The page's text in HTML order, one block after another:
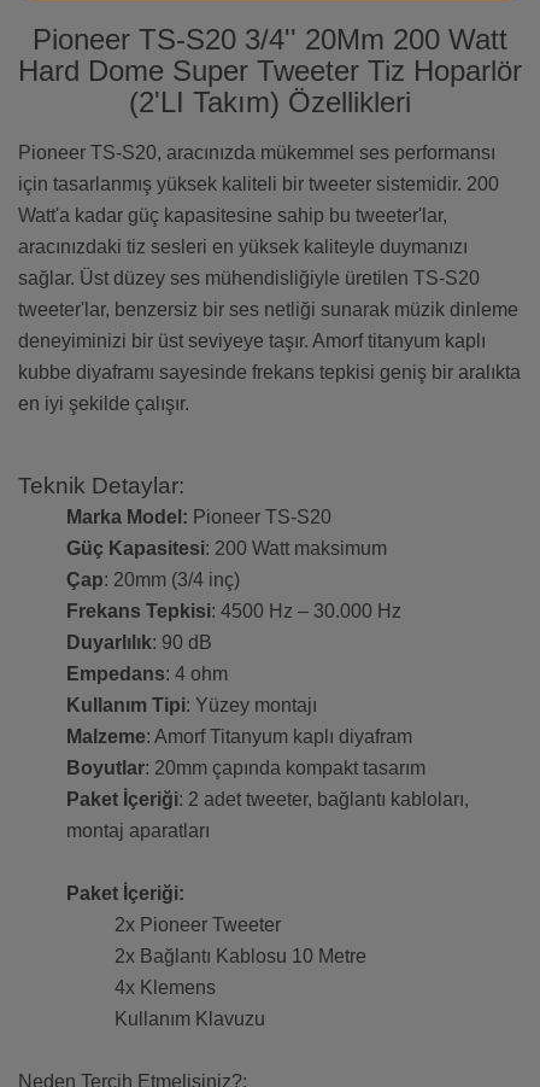
Pioneer TS-S20 3/4'' 20Mm 200 Watt
Hard Dome Super Tweeter Tiz Hoparlör
(2'LI Takım) Özellikleri
Pioneer TS-S20, aracınızda mükemmel ses performansı
için tasarlanmış yüksek kaliteli bir tweeter sistemidir. 200
Watt'a kadar güç kapasitesine sahip bu tweeter'lar,
aracınızdaki tiz sesleri en yüksek kaliteyle duymanızı
sağlar. Üst düzey ses mühendisliğiyle üretilen TS-S20
tweeter'lar, benzersiz bir ses netliği sunarak müzik dinleme
deneyiminizi bir üst seviyeye taşır. Amorf titanyum kaplı
kubbe diyaframı sayesinde frekans tepkisi geniş bir aralıkta
en iyi şekilde çalışır.
Teknik Detaylar:
Marka Model: Pioneer TS-S20
Güç Kapasitesi: 200 Watt maksimum
Çap: 20mm (3/4 inç)
Frekans Tepkisi: 4500 Hz – 30.000 Hz
Duyarlılık: 90 dB
Empedans: 4 ohm
Kullanım Tipi: Yüzey montajı
Malzeme: Amorf Titanyum kaplı diyafram
Boyutlar: 20mm çapında kompakt tasarım
Paket İçeriği: 2 adet tweeter, bağlantı kabloları,
montaj aparatları
Paket İçeriği:
2x Pioneer Tweeter
2x Bağlantı Kablosu 10 Metre
4x Klemens
Kullanım Klavuzu
Neden Tercih Etmelisiniz?: